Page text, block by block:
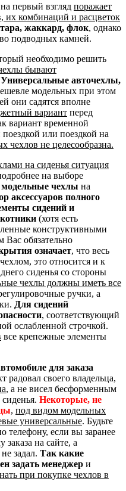
первый взгляд поражает
их комбинаций и расцветок
жаккард, флок, однако
подводных камней.
необходимо решить
бывают
Универсальные авточехлы,
модельных при этом
они садятся вполне
вариант перед
вариант временной
или поездкой на
чехлов не целесообразна.
на сиденья ситуация
на выборе
модельные чехлы на
аксессуаров полного
сидений и
(хотя есть
конструктивными
Вас обязательно
означает, что весь
это относится и к
сиденья со стороны
чехлы должны иметь все
ручки, а
Для сидений
, соответствующий
ослабленной строчкой.
все крепежные элементы
для заказа
радовал своего владельца,
, а не висел бесформенным
Некоторые, не
, под видом модельных
универсальные. Будьте
телефону, если вы заранее
на сайте, а
задал. Так какие
задать менеджер и
при покупке чехлов в